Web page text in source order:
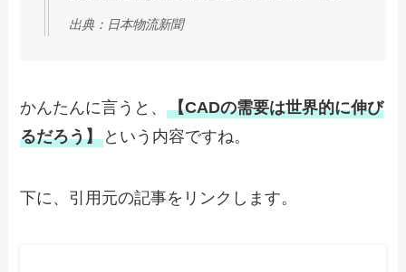
出典：日本物流新聞
かんたんに言うと、【CADの需要は世界的に伸び
るだろう】 という内容ですね。
下に、引用元の記事をリンクします。